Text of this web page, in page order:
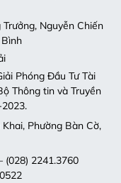
Nguyễn Chiến
Phóng Đầu Tư Tài
Thông tin và Truyền
Phường Bàn Cờ,
(028) 2241.3760